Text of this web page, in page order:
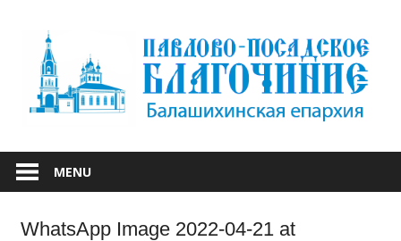
content
ПАВЛОВО-
ПОСАДСКОЕ
MENU
WhatsApp Image 2022-04-21 at